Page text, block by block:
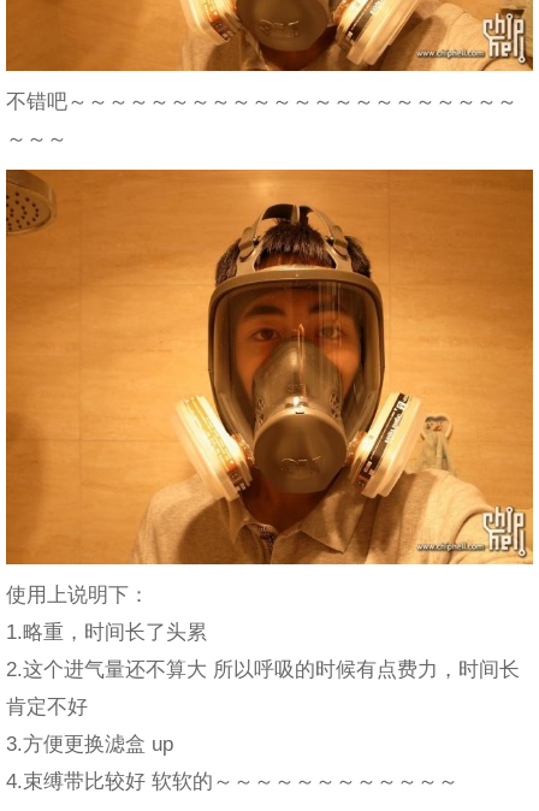
不错吧～～～～～～～～～～～～～～～～～～～～～～
～～～
使用上说明下：
1.略重，时间长了头累
2.这个进气量还不算大 所以呼吸的时候有点费力，时间长
肯定不好
3.方便更换滤盒 up
4.束缚带比较好 软软的～～～～～～～～～～～～